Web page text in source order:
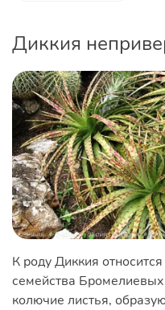
Диккия
К роду Диккия
семейства
колючие листья,